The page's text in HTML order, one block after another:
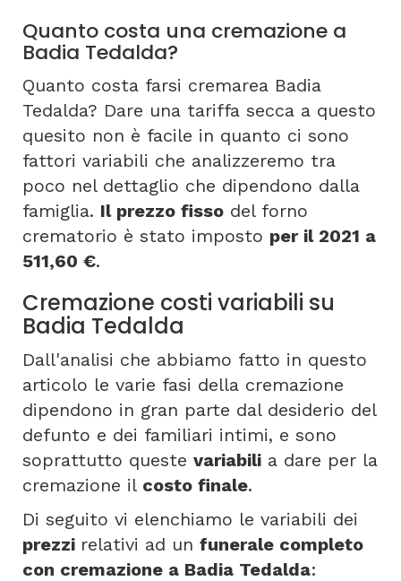
Quanto costa una cremazione a
Badia Tedalda?
Quanto costa farsi cremarea Badia
Tedalda? Dare una tariffa secca a questo
quesito non è facile in quanto ci sono
fattori variabili che analizzeremo tra
poco nel dettaglio che dipendono dalla
famiglia. Il prezzo fisso del forno
crematorio è stato imposto per il 2021 a
511,60 €.
Cremazione costi variabili su
Badia Tedalda
Dall'analisi che abbiamo fatto in questo
articolo le varie fasi della cremazione
dipendono in gran parte dal desiderio del
defunto e dei familiari intimi, e sono
soprattutto queste variabili a dare per la
cremazione il costo finale.
Di seguito vi elenchiamo le variabili dei
prezzi relativi ad un funerale completo
con cremazione a Badia Tedalda: